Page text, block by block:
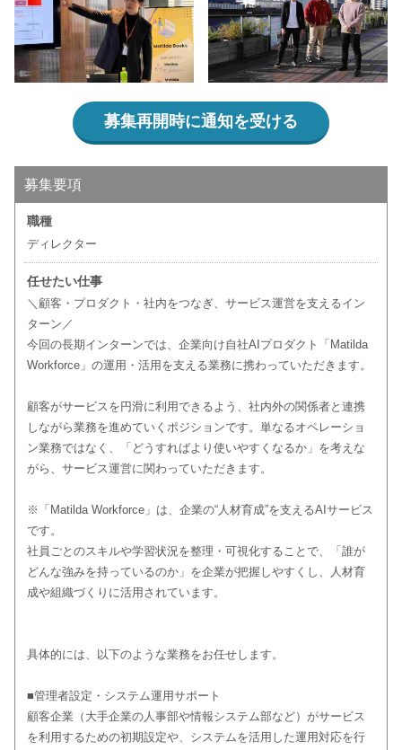
募集再開時に通知を受ける
募集要項
職種
ディレクター
任せたい仕事
＼顧客・プロダクト・社内をつなぎ、サービス運営を支えるイン
ターン／
今回の長期インターンでは、企業向け自社AIプロダクト「Matilda
Workforce」の運用・活用を支える業務に携わっていただきます。
顧客がサービスを円滑に利用できるよう、社内外の関係者と連携
しながら業務を進めていくポジションです。単なるオペレーショ
ン業務ではなく、「どうすればより使いやすくなるか」を考えな
がら、サービス運営に関わっていただきます。
※「Matilda Workforce」は、企業の“人材育成”を支えるAIサービス
です。
社員ごとのスキルや学習状況を整理・可視化することで、「誰が
どんな強みを持っているのか」を企業が把握しやすくし、人材育
成や組織づくりに活用されています。
具体的には、以下のような業務をお任せします。
■管理者設定・システム運用サポート
顧客企業（大手企業の人事部や情報システム部など）がサービス
を利用するための初期設定や、システムを活用した運用対応を行